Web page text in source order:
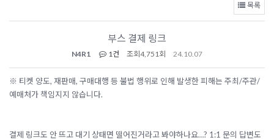
목록
부스 결제 링크
N4R1 1건 조회 4,751회 24.10.07
※ 티켓 양도, 재판매, 구매대행 등 불법 행위로 인해 발생한 피해는 주최/주관/
예매처가 책임지지 않습니다.
결제 링크도 안 뜨고 대기 상태면 떨어진거라고 봐야하나요…? 1:1 문의 답변도